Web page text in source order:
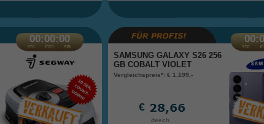
00:00:00
SAMSUNG GALAXY S26 256
GB COBALT VIOLET
Vergleichspreis*: € 1.199,-
€
deech